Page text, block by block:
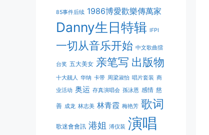
85事件后续 1986博愛歡樂傳萬家
Danny生日特辑 IFPI
一切从音乐开始 中文歌曲擂
台奖 五大美女 亲笔写 出版物
十大靓人 华纳 卡带 周梁淑怡 唱片套装 商
业活动 奥运 存真演唱会 孫泳恩 感情 慈
善 成龙 林志美 林青霞 梅艳芳 歌词
歌迷會會訊 港姐 溥仪装 演唱